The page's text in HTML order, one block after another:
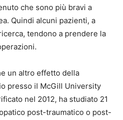
che sono più bravi a
Quindi alcuni pazienti, a
tendono a prendere la
un altro effetto della
presso il McGill University
nel 2012, ha studiato 21
post-traumatico o post-